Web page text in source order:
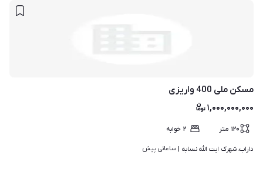
مسکن ملی 400 واریزی
۱,۰۰۰,۰۰۰,۰۰۰
۱۲۰ متر ۲ خوابه
داراب، شهرک ایت الله نسابه | ساعاتی پیش